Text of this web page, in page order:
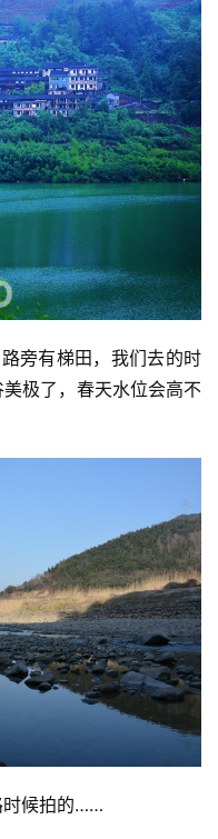
旁有梯田，我们去的时
极了，春天水位会高不
时候拍的……